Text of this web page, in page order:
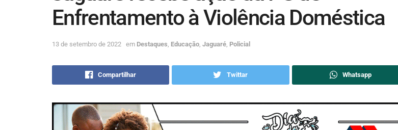
Enfrentamento à Violência Doméstica
13 de setembro de 2022 em Destaques Educação Jaguaré Policial
Compartilhar Twittar Whatsapp